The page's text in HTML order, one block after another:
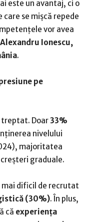
este un avantaj, ci o
se mișcă repede
vor avea
Alexandru Ionescu,
.
pe
treptat. Doar33%
nivelului
majoritatea
creșteri graduale.
mai dificil de recrutat
(30%). În plus,
că experiența